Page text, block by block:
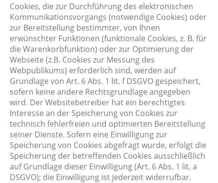
Cookies, die zur Durchführung des elektronischen
Kommunikationsvorgangs (notwendige Cookies) oder
zur Bereitstellung bestimmter, von Ihnen
erwünschter Funktionen (funktionale Cookies, z. B. für
die Warenkorbfunktion) oder zur Optimierung der
Webseite (z.B. Cookies zur Messung des
Webpublikums) erforderlich sind, werden auf
Grundlage von Art. 6 Abs. 1 lit. f DSGVO gespeichert,
sofern keine andere Rechtsgrundlage angegeben
wird. Der Websitebetreiber hat ein berechtigtes
Interesse an der Speicherung von Cookies zur
technisch fehlerfreien und optimierten Bereitstellung
seiner Dienste. Sofern eine Einwilligung zur
Speicherung von Cookies abgefragt wurde, erfolgt die
Speicherung der betreffenden Cookies ausschließlich
auf Grundlage dieser Einwilligung (Art. 6 Abs. 1 lit. a
DSGVO); die Einwilligung ist jederzeit widerrufbar.